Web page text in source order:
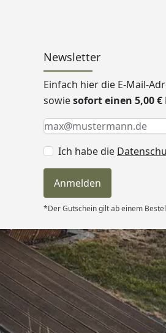
Newsletter
Einfach hier die E-Mail-
sowiesofort einen 5,00
Keine Eingabe erforderlich
Eingabe erforderlich
E-Mail *
Ich habe die
Anmelden
*Der Gutschein gilt ab einem
Versand